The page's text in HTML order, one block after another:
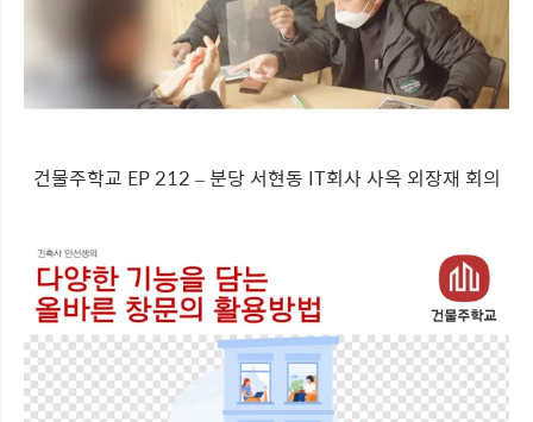
건물주학교 EP 212 – 분당 서현동 IT회사 사옥 외장재 회의